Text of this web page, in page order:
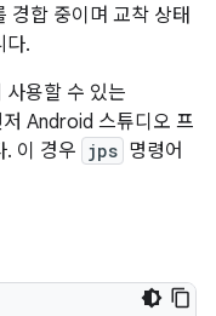
경합 중이며 교착 상태
다.
용할 수 있는
Android 스튜디오 프
. 이 경우 jps 명령어